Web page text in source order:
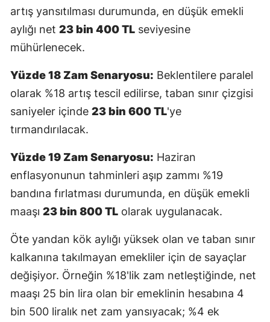
artış yansıtılması durumunda, en düşük emekli
aylığı net 23 bin 400 TL seviyesine
mühürlenecek.
Yüzde 18 Zam Senaryosu: Beklentilere paralel
olarak %18 artış tescil edilirse, taban sınır çizgisi
saniyeler içinde 23 bin 600 TL'ye
tırmandırılacak.
Yüzde 19 Zam Senaryosu: Haziran
enflasyonunun tahminleri aşıp zammı %19
bandına fırlatması durumunda, en düşük emekli
maaşı 23 bin 800 TL olarak uygulanacak.
Öte yandan kök aylığı yüksek olan ve taban sınır
kalkanına takılmayan emekliler için de sayaçlar
değişiyor. Örneğin %18'lik zam netleştiğinde, net
maaşı 25 bin lira olan bir emeklinin hesabına 4
bin 500 liralık net zam yansıyacak; %4 ek